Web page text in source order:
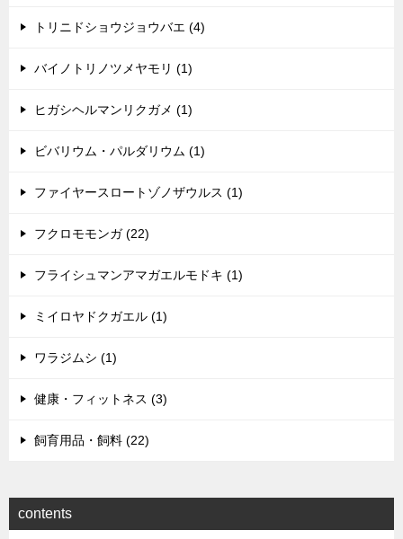
トリニドショウジョウバエ (4)
バイノトリノツメヤモリ (1)
ヒガシヘルマンリクガメ (1)
ビバリウム・パルダリウム (1)
ファイヤースロートゾノザウルス (1)
フクロモモンガ (22)
フライシュマンアマガエルモドキ (1)
ミイロヤドクガエル (1)
ワラジムシ (1)
健康・フィットネス (3)
飼育用品・飼料 (22)
contents